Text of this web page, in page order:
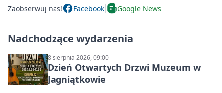
Zaobserwuj nas! Facebook Google News
Nadchodzące wydarzenia
8 sierpnia 2026, 09:00
Dzień Otwartych Drzwi Muzeum w
Jagniątkowie